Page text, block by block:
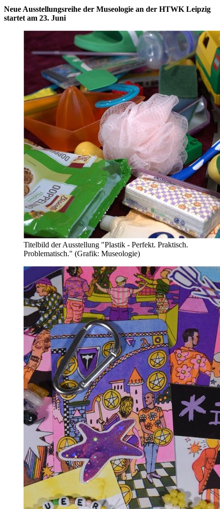
Neue Ausstellungsreihe der Museologie an der HTWK Leipzig
startet am 23. Juni
Titelbild der Ausstellung "Plastik - Perfekt. Praktisch.
Problematisch." (Grafik: Museologie)